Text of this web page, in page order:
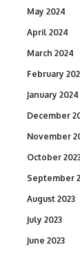
May 2024
April 2024
March 2024
February
January 2024
December
November
October
September
August 2023
July 2023
June 2023